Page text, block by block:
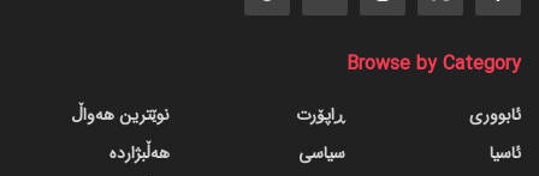
Browse by Category
ئابووری
ئاسیا
ڕاپۆرت
سیاسی
نوێترین هەواڵ
هەڵبژاردە